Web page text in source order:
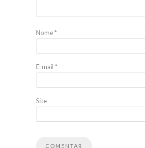
Nome*
E-mail *
Site